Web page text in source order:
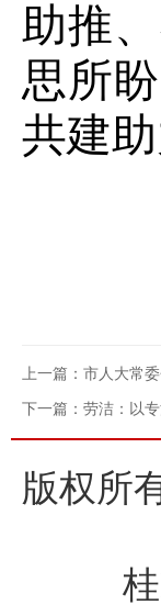
助推
思所
共建
上一篇：市人大常
下一篇：劳洁：以
版权所